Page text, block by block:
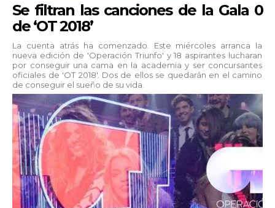
Se filtran las canciones de la Gala 0
de ‘OT 2018’
La cuenta atrás ha comenzado. Este miércoles arranca la
nueva edición de 'Operación Triunfo' y 18 aspirantes lucharan
por conseguir una cama en la academia y ser concursantes
oficiales de 'OT 2018'. Dos de ellos se quedarán en el camino
de conseguir el sueño de su vida.